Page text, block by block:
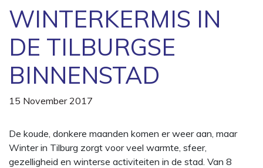
WINTERKERMIS IN
DE TILBURGSE
BINNENSTAD
15 November 2017
De koude, donkere maanden komen er weer aan, maar
Winter in Tilburg zorgt voor veel warmte, sfeer,
gezelligheid en winterse activiteiten in de stad. Van 8